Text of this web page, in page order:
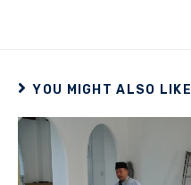
YOU MIGHT ALSO LIKE